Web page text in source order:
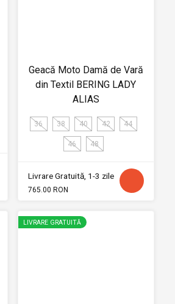
Geacă Moto Damă de Vară
din Textil BERING LADY
ALIAS
36 38 40 42 44
46 48
Livrare Gratuită, 1-3 zile
765.00 RON
LIVRARE GRATUITĂ